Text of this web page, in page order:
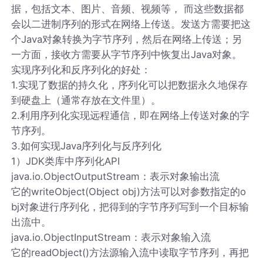
据，包括文本、图片、音频、视频等， 而这些数据都
会以二进制序列的形式在网络上传送。发送方需要把这
个Java对象转换为字节序列，然后在网络上传送；另
一方面，接收方需要从字节序列中恢复出Java对象。
实现序列化和反序列化的好处：
1.实现了数据的持久化，序列化可以把数据永久地保存
到硬盘上（通常存放在文件里）。
2.利用序列化实现远程通信，即在网络上传送对象的字
节序列。
3.如何实现Java序列化与反序列化
1）JDK类库中序列化API
java.io.ObjectOutputStream：表示对象输出流
它的writeObject(Object obj)方法可以对参数指定的o
bj对象进行序列化，把得到的字节序列写到一个目标输
出流中。
java.io.ObjectInputStream：表示对象输入流
它的readObject()方法源输入流中读取字节序列，再把